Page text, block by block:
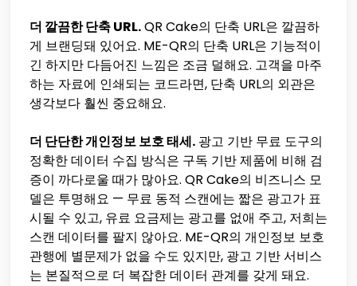
더 깔끔한 단축 URL.QR Cake의 단축 URL은 깔끔하
게 브랜딩돼 있어요. ME-QR의 단축 URL은 기능적이
긴 하지만 다듬어진 느낌은 조금 덜해요. 고객을 마주
하는 자료에 인쇄되는 코드라면, 단축 URL의 외관은
생각보다 훨씬 중요해요.
더 단단한 개인정보 보호 태세. 광고 기반 무료 도구의
정확한 데이터 수집 방식은 구독 기반 제품에 비해 검
증이 까다로울 때가 많아요. QR Cake의 비즈니스 모
델은 투명해요 — 무료 동적 스캔에는 짧은 광고가 표
시될 수 있고, 유료 요금제는 광고를 없애 주고, 저희는
스캔 데이터를 팔지 않아요. ME-QR의 개인정보 보호
관행에 별문제가 없을 수도 있지만, 광고 기반 서비스
는 본질적으로 더 복잡한 데이터 관계를 갖게 돼요.